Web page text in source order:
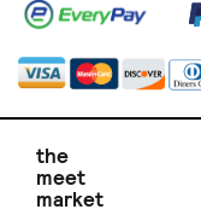
the
meet
market